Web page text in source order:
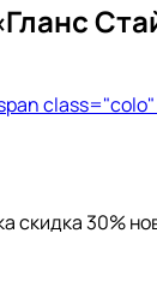
скидка 30%